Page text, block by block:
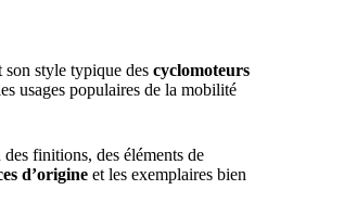
son style typique des cyclomoteurs
usages populaires de la mobilité
finitions, des éléments de
d’origine et les exemplaires bien